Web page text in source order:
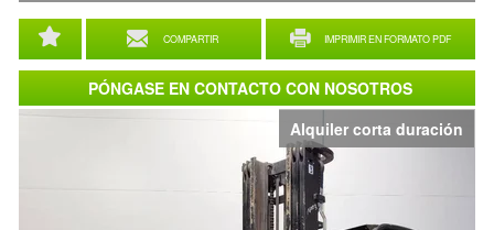
Alquiler corta duración
COMPARTIR IMPRIMIR EN FORMATO PDF
PÓNGASE EN CONTACTO CON NOSOTROS